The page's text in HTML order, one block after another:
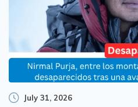
July 31, 2026